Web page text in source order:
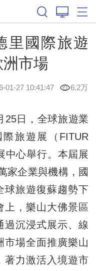
里國際旅遊
市場
01-27 10:41:47 6.2万
日，全球旅遊業
旅遊展（FITUR
中心舉行。本屆展
家企業與機構，國
球旅遊復蘇趨勢下
上，樂山大佛景區
過沉浸式展示、線
市場全面推廣樂山
著力激活入境遊市